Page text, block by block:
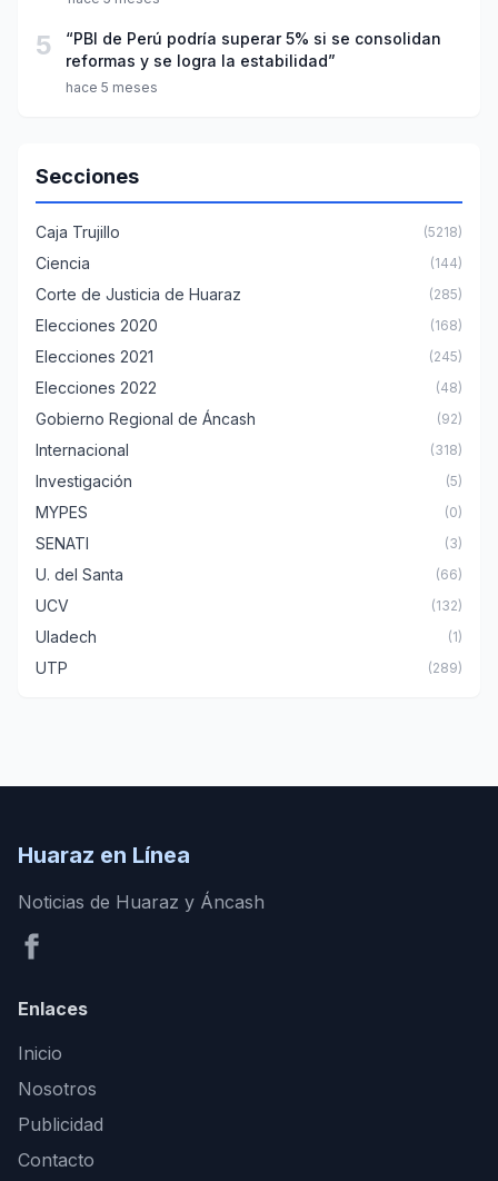
5
“PBI de Perú podría superar 5% si se consolidan
reformas y se logra la estabilidad”
hace 5 meses
Secciones
Caja Trujillo (5218)
Ciencia (144)
Corte de Justicia de Huaraz (285)
Elecciones 2020 (168)
Elecciones 2021 (245)
Elecciones 2022 (48)
Gobierno Regional de Áncash (92)
Internacional (318)
Investigación (5)
MYPES (0)
SENATI (3)
U. del Santa (66)
UCV (132)
Uladech (1)
UTP (289)
Huaraz en Línea
Noticias de Huaraz y Áncash
Enlaces
Inicio
Nosotros
Publicidad
Contacto